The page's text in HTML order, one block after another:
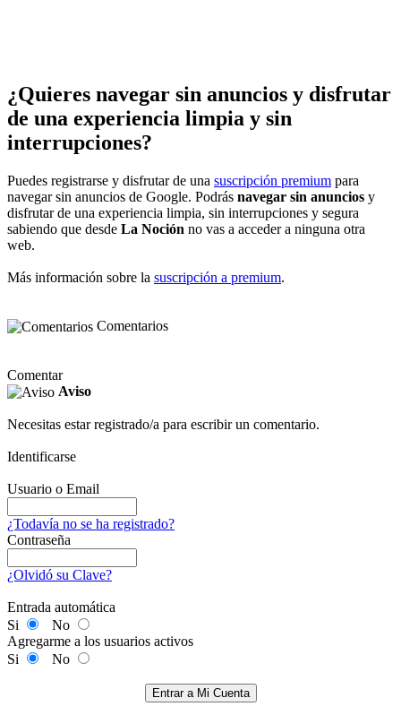
¿Quieres navegar sin anuncios y disfrutar
de una experiencia limpia y sin
interrupciones?
Puedes registrarse y disfrutar de una suscripción premium para
navegar sin anuncios de Google. Podrás navegar sin anuncios y
disfrutar de una experiencia limpia, sin interrupciones y segura
sabiendo que desde La Noción no vas a acceder a ninguna otra
web.
Más información sobre la suscripción a premium.
Comentarios
Comentar
Aviso
Necesitas estar registrado/a para escribir un comentario.
Identificarse
Usuario o Email
¿Todavía no se ha registrado?
Contraseña
¿Olvidó su Clave?
Entrada automática
Si
No
Agregarme a los usuarios activos
Si
No
Entrar a Mi Cuenta